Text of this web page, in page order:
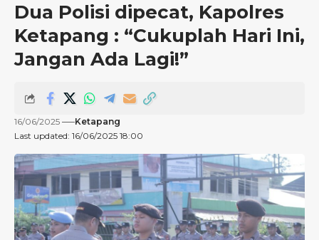
Dua Polisi dipecat, Kapolres
Ketapang : “Cukuplah Hari Ini,
Jangan Ada Lagi!”
Last updated: 16/06/2025 18:00
16/06/2025 Ketapang